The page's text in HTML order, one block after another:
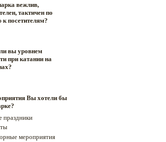
вежлив,
тактичен по
посетителям?
вы уровнем
при катании на
Вы хотели бы
праздники
мероприятия